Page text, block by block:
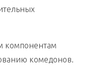
компонентам
комедонов.